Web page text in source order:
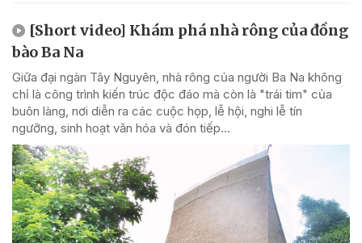
[Short video] Khám phá nhà rông của đồng
bào Ba Na
Giữa đại ngàn Tây Nguyên, nhà rông của người Ba Na không
chỉ là công trình kiến trúc độc đáo mà còn là "trái tim" của
buôn làng, nơi diễn ra các cuộc họp, lễ hội, nghi lễ tín
ngưỡng, sinh hoạt văn hóa và đón tiếp...